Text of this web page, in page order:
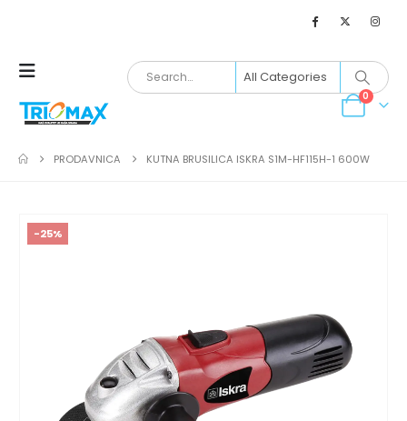
0
PRODAVNICA KUTNA BRUSILICA ISKRA S1M-HF115H-1 600W
-25%